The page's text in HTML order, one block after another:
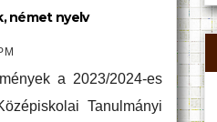
német nyelv
a 2023/2024-es
Tanulmányi